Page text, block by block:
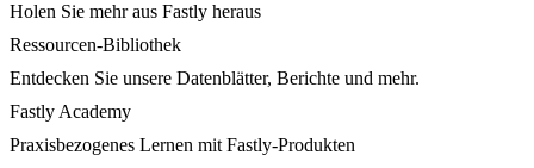
Holen Sie mehr aus Fastly heraus
Ressourcen-Bibliothek
Entdecken Sie unsere Datenblätter, Berichte und mehr.
Fastly Academy
Praxisbezogenes Lernen mit Fastly-Produkten